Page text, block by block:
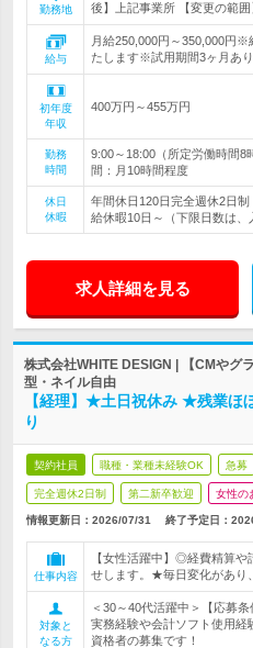
勤務地
後】上記事業所 【変更の範囲
給与
月給250,000円～350,000円
たします※試用期間3ヶ月あ
初年度
年収
400万円～455万円
勤務
時間
9:00～18:00（所定労働時間
間：月10時間程度
休日
休暇
年間休日120日完全週休2日
給休暇10日～（下限日数は、
求人詳細を見る
株式会社WHITE DESIGN | 【CMや
型・ネイル自由
【経理】★土日祝休み ★残業ほ
り
契約社員 職種・業種未経験OK 急募
完全週休2日制 第二新卒歓迎 女性の
情報更新日：2026/07/31 終了予定日：
仕事内容
【女性活躍中】◎経費精算
せします。★毎日変化があり
対象と
なる方
＜30～40代活躍中＞【応募
実務経験や会計ソフト使用
資格者の募集です！